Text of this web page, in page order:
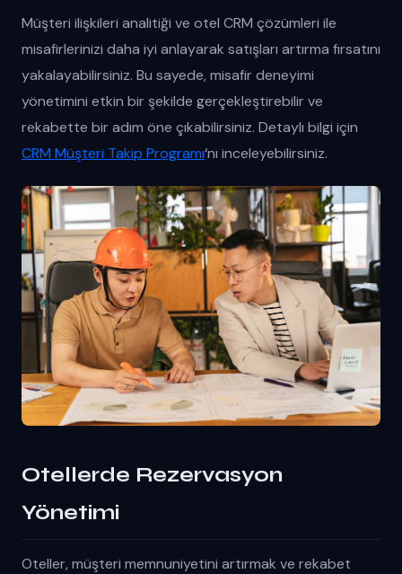
Müşteri ilişkileri analitiği ve otel CRM çözümleri ile
misafirlerinizi daha iyi anlayarak satışları artırma fırsatını
yakalayabilirsiniz. Bu sayede, misafir deneyimi
yönetimini etkin bir şekilde gerçekleştirebilir ve
rekabette bir adım öne çıkabilirsiniz. Detaylı bilgi için
CRM Müşteri Takip Programı‘nı inceleyebilirsiniz.
Otellerde Rezervasyon
Yönetimi
Oteller, müşteri memnuniyetini artırmak ve rekabet